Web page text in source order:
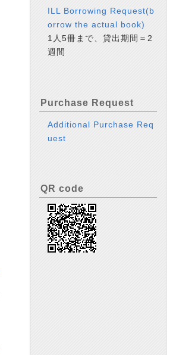
ILL Borrowing Request(b
orrow the actual book)
1人5冊まで、貸出期間＝2
週間
Purchase Request
Additional Purchase Req
uest
QR code